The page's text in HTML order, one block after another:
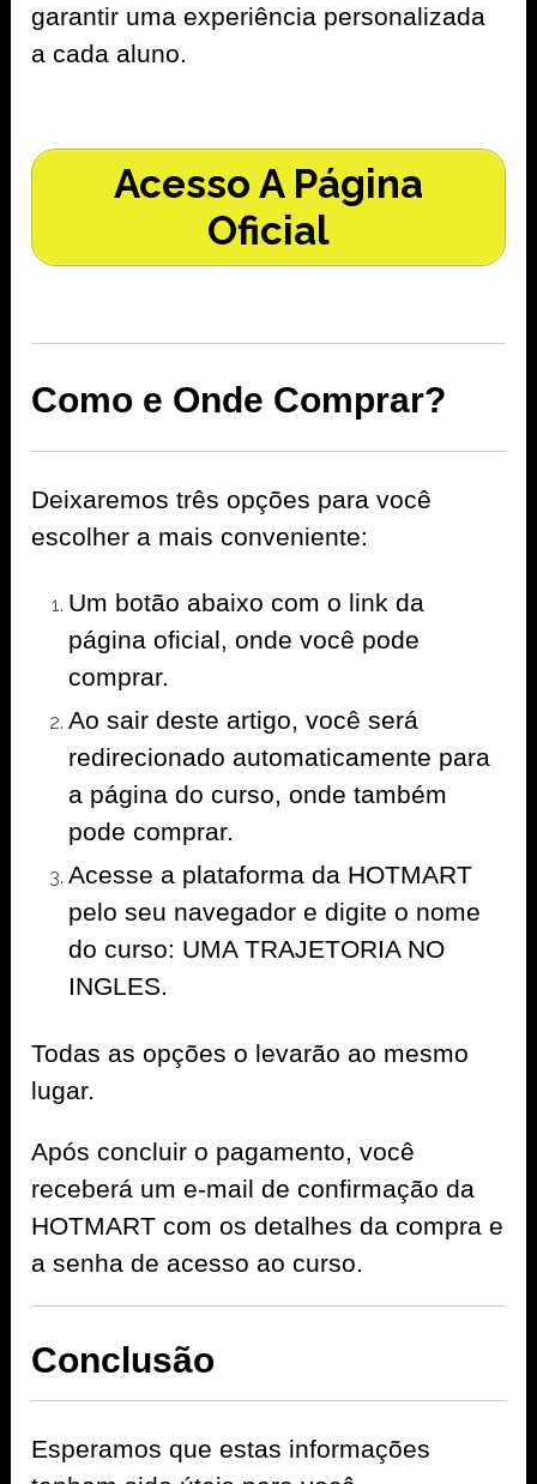
garantir uma experiência personalizada
a cada aluno.
Acesso A Página
Oficial
Como e Onde Comprar?
Deixaremos três opções para você
escolher a mais conveniente:
Um botão abaixo com o link da
página oficial, onde você pode
comprar.
Ao sair deste artigo, você será
redirecionado automaticamente para
a página do curso, onde também
pode comprar.
Acesse a plataforma da HOTMART
pelo seu navegador e digite o nome
do curso: UMA TRAJETORIA NO
INGLES.
Todas as opções o levarão ao mesmo
lugar.
Após concluir o pagamento, você
receberá um e-mail de confirmação da
HOTMART com os detalhes da compra e
a senha de acesso ao curso.
Conclusão
Esperamos que estas informações